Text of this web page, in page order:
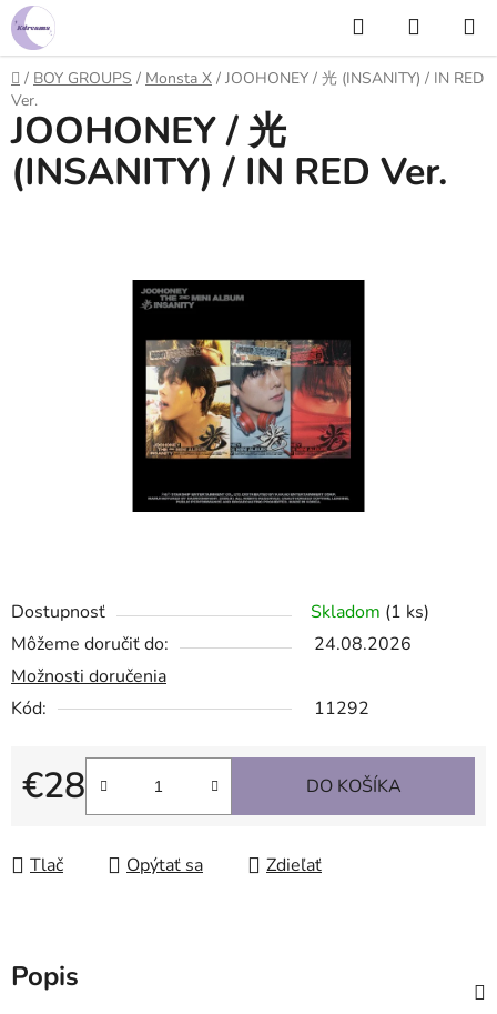
Prejsť
na
obsah
Hľadať
KOŠÍK
Domov
/ BOY GROUPS / Monsta X / JOOHONEY / 光 (INSANITY) / IN RED
Ver.
Dostupnosť Skladom (1 ks)
Môžeme doručiť do:
24.08.2026
Možnosti doručenia
Kód:
11292
€28
Jednotková cena:
DO KOŠÍKA
Tlač Opýtať sa Zdieľať
JOOHONEY / 光
(INSANITY) / IN RED Ver.
Popis